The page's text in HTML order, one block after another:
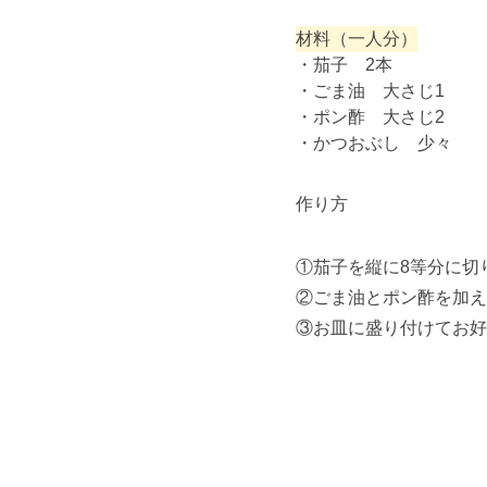
材料（一人分）
・茄子 2本
・ごま油 大さじ1
・ポン酢 大さじ2
・かつおぶし 少々
作り方
①茄子を縦に8等分に切
②ごま油とポン酢を加
③お皿に盛り付けてお